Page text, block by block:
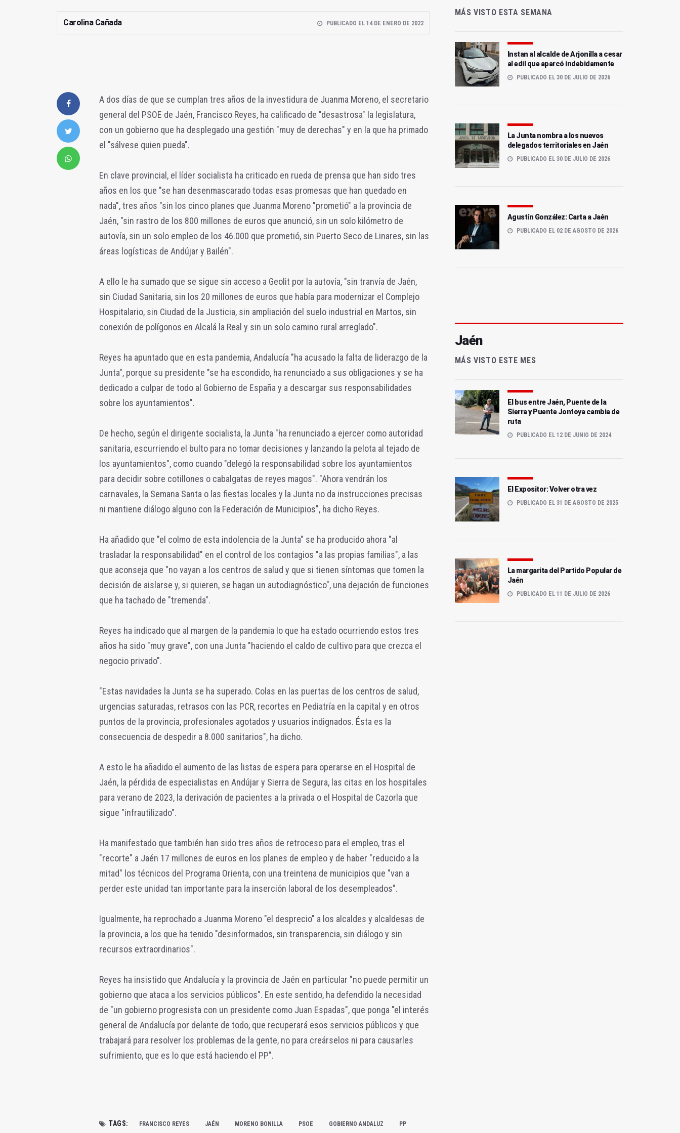
Carolina Cañada PUBLICADO EL 14 DE ENERO DE 2022
A dos días de que se cumplan tres años de la investidura de Juanma Moreno, el secretario
general del PSOE de Jaén, Francisco Reyes, ha calificado de "desastrosa" la legislatura,
con un gobierno que ha desplegado una gestión "muy de derechas" y en la que ha primado
el "sálvese quien pueda".
En clave provincial, el líder socialista ha criticado en rueda de prensa que han sido tres
años en los que "se han desenmascarado todas esas promesas que han quedado en
nada", tres años "sin los cinco planes que Juanma Moreno "prometió" a la provincia de
Jaén, "sin rastro de los 800 millones de euros que anunció, sin un solo kilómetro de
autovía, sin un solo empleo de los 46.000 que prometió, sin Puerto Seco de Linares, sin las
áreas logísticas de Andújar y Bailén".
A ello le ha sumado que se sigue sin acceso a Geolit por la autovía, "sin tranvía de Jaén,
sin Ciudad Sanitaria, sin los 20 millones de euros que había para modernizar el Complejo
Hospitalario, sin Ciudad de la Justicia, sin ampliación del suelo industrial en Martos, sin
conexión de polígonos en Alcalá la Real y sin un solo camino rural arreglado".
Reyes ha apuntado que en esta pandemia, Andalucía "ha acusado la falta de liderazgo de la
Junta", porque su presidente "se ha escondido, ha renunciado a sus obligaciones y se ha
dedicado a culpar de todo al Gobierno de España y a descargar sus responsabilidades
sobre los ayuntamientos".
De hecho, según el dirigente socialista, la Junta "ha renunciado a ejercer como autoridad
sanitaria, escurriendo el bulto para no tomar decisiones y lanzando la pelota al tejado de
los ayuntamientos", como cuando "delegó la responsabilidad sobre los ayuntamientos
para decidir sobre cotillones o cabalgatas de reyes magos". "Ahora vendrán los
carnavales, la Semana Santa o las fiestas locales y la Junta no da instrucciones precisas
ni mantiene diálogo alguno con la Federación de Municipios", ha dicho Reyes.
Ha añadido que "el colmo de esta indolencia de la Junta" se ha producido ahora "al
trasladar la responsabilidad" en el control de los contagios "a las propias familias", a las
que aconseja que "no vayan a los centros de salud y que si tienen síntomas que tomen la
decisión de aislarse y, si quieren, se hagan un autodiagnóstico", una dejación de funciones
que ha tachado de "tremenda".
Reyes ha indicado que al margen de la pandemia lo que ha estado ocurriendo estos tres
años ha sido "muy grave", con una Junta "haciendo el caldo de cultivo para que crezca el
negocio privado".
"Estas navidades la Junta se ha superado. Colas en las puertas de los centros de salud,
urgencias saturadas, retrasos con las PCR, recortes en Pediatría en la capital y en otros
puntos de la provincia, profesionales agotados y usuarios indignados. Ésta es la
consecuencia de despedir a 8.000 sanitarios", ha dicho.
A esto le ha añadido el aumento de las listas de espera para operarse en el Hospital de
Jaén, la pérdida de especialistas en Andújar y Sierra de Segura, las citas en los hospitales
para verano de 2023, la derivación de pacientes a la privada o el Hospital de Cazorla que
sigue "infrautilizado".
Ha manifestado que también han sido tres años de retroceso para el empleo, tras el
"recorte" a Jaén 17 millones de euros en los planes de empleo y de haber "reducido a la
mitad" los técnicos del Programa Orienta, con una treintena de municipios que "van a
perder este unidad tan importante para la inserción laboral de los desempleados".
Igualmente, ha reprochado a Juanma Moreno "el desprecio" a los alcaldes y alcaldesas de
la provincia, a los que ha tenido "desinformados, sin transparencia, sin diálogo y sin
recursos extraordinarios".
Reyes ha insistido que Andalucía y la provincia de Jaén en particular "no puede permitir un
gobierno que ataca a los servicios públicos". En este sentido, ha defendido la necesidad
de "un gobierno progresista con un presidente como Juan Espadas", que ponga "el interés
general de Andalucía por delante de todo, que recuperará esos servicios públicos y que
trabajará para resolver los problemas de la gente, no para creárselos ni para causarles
sufrimiento, que es lo que está haciendo el PP".
TAGS: FRANCISCO REYES JAÉN MORENO BONILLA PSOE GOBIERNO ANDALUZ PP
MÁS VISTO ESTA SEMANA
Instan al alcalde de Arjonilla a cesar
al edil que aparcó indebidamente
PUBLICADO EL 30 DE JULIO DE 2026
La Junta nombra a los nuevos
delegados territoriales en Jaén
PUBLICADO EL 30 DE JULIO DE 2026
Agustín González: Carta a Jaén
PUBLICADO EL 02 DE AGOSTO DE 2026
Jaén
MÁS VISTO ESTE MES
El bus entre Jaén, Puente de la
Sierra y Puente Jontoya cambia de
ruta
PUBLICADO EL 12 DE JUNIO DE 2024
El Expositor: Volver otra vez
PUBLICADO EL 31 DE AGOSTO DE 2025
La margarita del Partido Popular de
Jaén
PUBLICADO EL 11 DE JULIO DE 2026